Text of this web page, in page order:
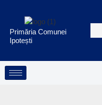
Primăria Comunei
Ipotești
content